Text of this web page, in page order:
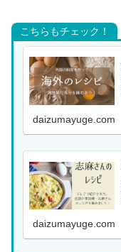
こちらもチェック！
daizumayuge.com
daizumayuge.com